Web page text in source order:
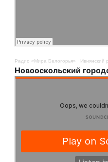
Радио «Мира Белогорья» · Ивнянский
Новооскольский